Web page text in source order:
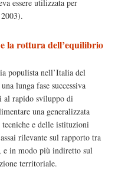
essere utilizzata per
la rottura dell’equilibrio
populista nell’Italia del
lunga fase successiva
al rapido sviluppo di
una generalizzata
e delle istituzioni
rilevante sul rapporto tra
e in modo più indiretto sul
territoriale.